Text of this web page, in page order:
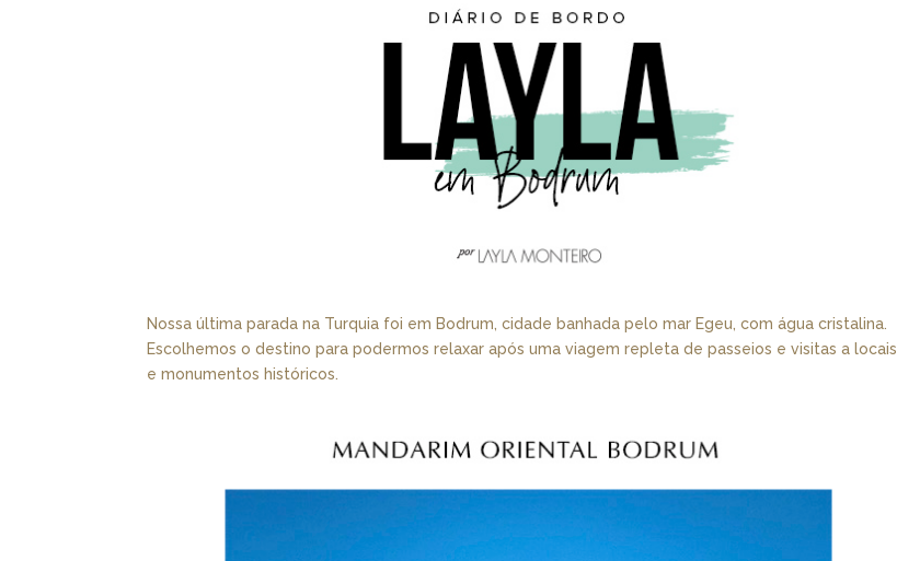
Nossa última parada na Turquia foi em Bodrum, cidade banhada pelo mar Egeu, com água cristalina.
Escolhemos o destino para podermos relaxar após uma viagem repleta de passeios e visitas a locais
e monumentos históricos.